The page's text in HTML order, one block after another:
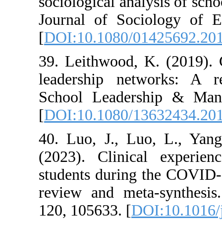
Journal of
[DOI:10.1080/
39. Leithwood,
leadership
School
[DOI:10.1080/
40. Luo, J.,
(2023).
students during
review and
120, 105633. [